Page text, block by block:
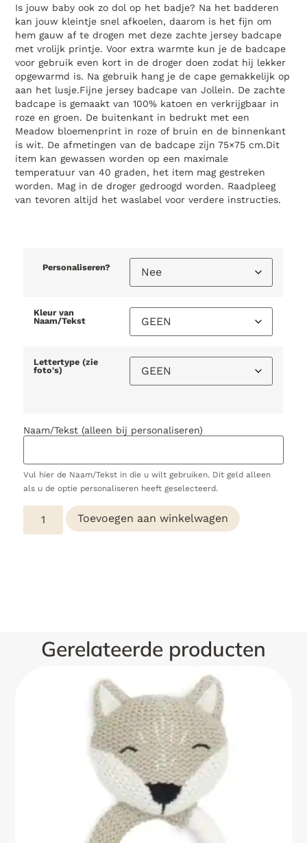
Is jouw baby ook zo dol op het badje? Na het badderen
kan jouw kleintje snel afkoelen, daarom is het fijn om
hem gauw af te drogen met deze zachte jersey badcape
met vrolijk printje. Voor extra warmte kun je de badcape
voor gebruik even kort in de droger doen zodat hij lekker
opgewarmd is. Na gebruik hang je de cape gemakkelijk op
aan het lusje.Fijne jersey badcape van Jollein. De zachte
badcape is gemaakt van 100% katoen en verkrijgbaar in
roze en groen. De buitenkant in bedrukt met een
Meadow bloemenprint in roze of bruin en de binnenkant
is wit. De afmetingen van de badcape zijn 75×75 cm.Dit
item kan gewassen worden op een maximale
temperatuur van 40 graden, het item mag gestreken
worden. Mag in de droger gedroogd worden. Raadpleeg
van tevoren altijd het waslabel voor verdere instructies.
Personaliseren?
Kleur van
Naam/Tekst
Lettertype (zie
foto's)
Naam/Tekst (alleen bij personaliseren)
Vul hier de Naam/Tekst in die u wilt gebruiken. Dit geld alleen
als u de optie personaliseren heeft geselecteerd.
Toevoegen aan winkelwagen
Gerelateerde producten